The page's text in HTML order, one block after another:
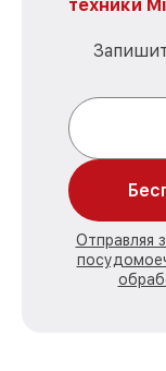
техники
Отправляя